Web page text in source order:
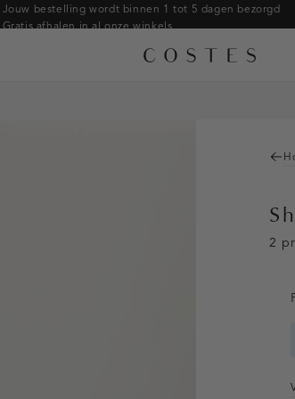
Jouw bestelling wordt binnen 1 tot 5 dagen bezorgd
Gratis afhalen in al onze winkels
Betaal zoals jij wilt: o.a. iDEAL | Wero, Riverty, Apple
2